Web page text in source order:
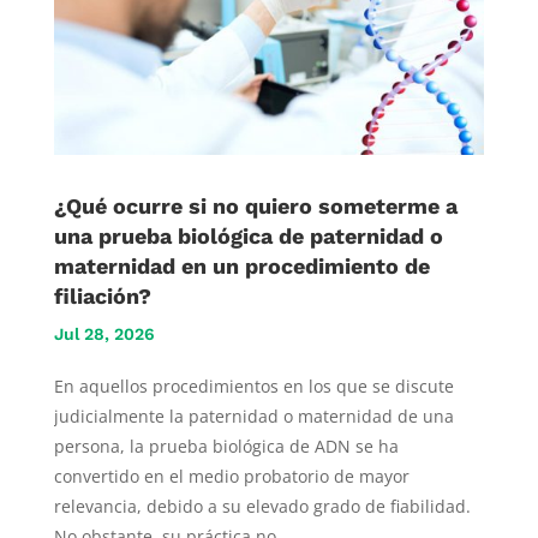
¿Qué ocurre si no quiero someterme a
una prueba biológica de paternidad o
maternidad en un procedimiento de
filiación?
Jul 28, 2026
En aquellos procedimientos en los que se discute
judicialmente la paternidad o maternidad de una
persona, la prueba biológica de ADN se ha
convertido en el medio probatorio de mayor
relevancia, debido a su elevado grado de fiabilidad.